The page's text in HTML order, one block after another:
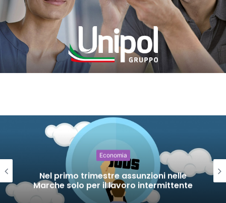
Economia
Nel primo trimestre assunzioni nelle
Marche solo per il lavoro intermittente